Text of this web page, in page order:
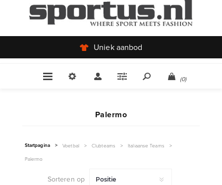
Uniek aanbod
(0)
Startpagina > Voetbal > Clubteams > Italiaanse Teams
>
Palermo
Palermo
Sorteren op